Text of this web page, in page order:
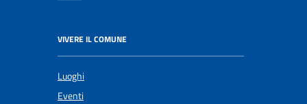
VIVERE IL COMUNE
Luoghi
Eventi